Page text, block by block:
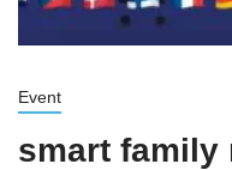
Event
smart family